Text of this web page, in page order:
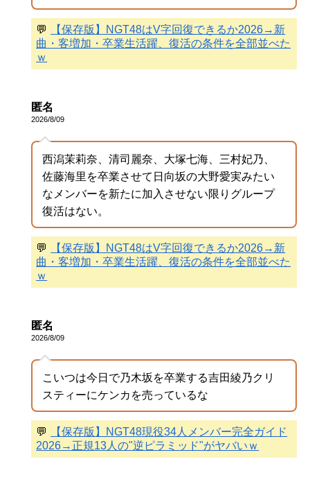
💬
【保存版】NGT48はV字回復できるか2026→新
曲・客増加・卒業生活躍、復活の条件を全部並べた
ｗ
匿名
2026/8/09
西潟茉莉奈、清司麗奈、大塚七海、三村妃乃、
佐藤海里を卒業させて日向坂の大野愛実みたい
なメンバーを新たに加入させない限りグループ
復活はない。
💬
【保存版】NGT48はV字回復できるか2026→新
曲・客増加・卒業生活躍、復活の条件を全部並べた
ｗ
匿名
2026/8/09
こいつは今日で乃木坂を卒業する吉田綾乃クリ
スティーにケンカを売っているな
💬
【保存版】NGT48現役34人メンバー完全ガイド
2026→正規13人の"逆ピラミッド"がヤバいｗ